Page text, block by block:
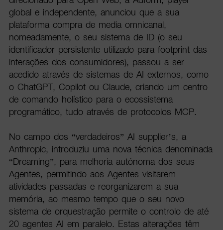
global e independente, anunciou que a sua
plataforma compra de media omnicanal,
nomeadamente, o seu sistema de ID (o seu
identificador persistente utilizado para footprint das
interações dos consumidores), passou a ser
acedido através de sistemas de AI externos, como
o ChatGPT, Copilot ou Claude, criando um centro
de comando holístico para o ecossistema
programático, tudo através de protocolos MCP.
No campo dos “verdadeiros” AI supplier’s, a
Anthropic, introduziu uma nova técnica denominada
“Dreaming”, para melhoria autónoma dos seus
Agentes, permitindo aos Agentes visitarem
atividades passadas e reorganizarem a sua
memória, ao mesmo tempo que o seu novo
sistema de orquestração permite o controlo de até
20 agentes AI em paralelo. Estas alterações têm